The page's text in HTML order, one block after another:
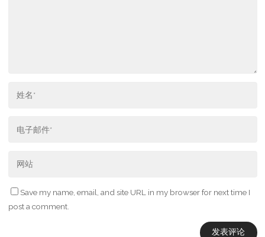
Save my name, email, and site URL in my browser for next time I
post a comment.